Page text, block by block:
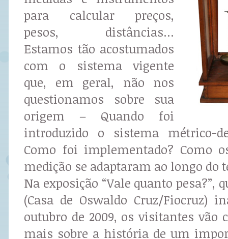
para calcular preços,
pesos, distâncias...
Estamos tão acostumados
com o sistema vigente
que, em geral, não nos
questionamos sobre sua
origem – Quando foi
introduzido o sistema métrico-
Como foi implementado? Como
medição se adaptaram ao longo do
Na exposição “Vale quanto pesa?”,
(Casa de Oswaldo Cruz/Fiocruz)
outubro de 2009, os visitantes vão
mais sobre a história de um